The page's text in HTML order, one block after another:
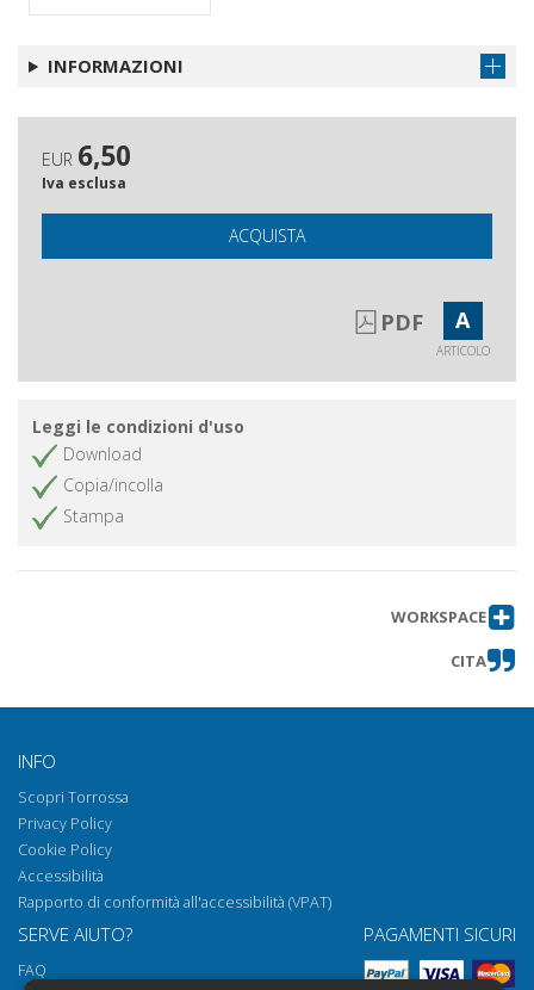
Gli Autori di questo numero
Questa Rivista Ottieni articolo
INFORMAZIONI
EUR 6,50
Iva esclusa
ACQUISTA
PDF A
ARTICOLO
Leggi le condizioni d'uso
Download
Copia/incolla
Stampa
WORKSPACE
CITA
INFO
Scopri Torrossa
Privacy Policy
Cookie Policy
Accessibilità
Rapporto di conformità all'accessibilità (VPAT)
SERVE AIUTO?
FAQ
PAGAMENTI SICURI